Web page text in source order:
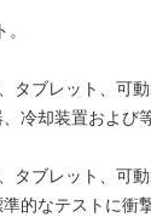
タブレット、可
冷却装置および等
タブレット、可
的なテストに衝